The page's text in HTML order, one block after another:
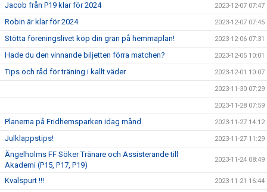
Jacob från P19 klar för 2024 2023-12-07 07:47
Robin är klar för 2024 2023-12-07 07:45
Stötta föreningslivet köp din gran på hemmaplan! 2023-12-06 07:31
Hade du den vinnande biljetten förra matchen? 2023-12-05 10:01
Tips och råd för träning i kallt väder 2023-12-01 10:07
2023-11-30 07:29
2023-11-28 07:59
Planerna på Fridhemsparken idag månd 2023-11-27 14:12
Julklappstips! 2023-11-27 11:29
Ängelholms FF Söker Tränare och Assisterande till
Akademi (P15, P17, P19)
2023-11-24 08:49
Kvalspurt !!! 2023-11-21 16:44